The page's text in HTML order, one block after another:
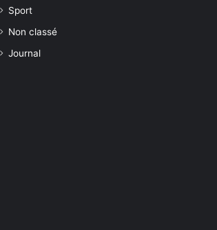
Sport
Non classé
Journal